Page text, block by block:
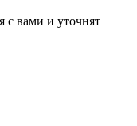
с вами и уточнят